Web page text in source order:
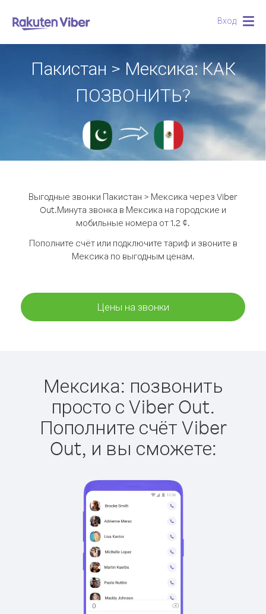
Вход
Пакистан > Мексика: КАК
ПОЗВОНИТЬ?
Выгодные звонки Пакистан > Мексика через Viber
Out.Минута звонка в Мексика на городские и
мобильные номера от 1.2 ¢.
Пополните счёт или подключите тариф и звоните в
Мексика по выгодным ценам.
Цены на звонки
Мексика: позвонить
просто с Viber Out.
Пополните счёт Viber
Out, и вы сможете: